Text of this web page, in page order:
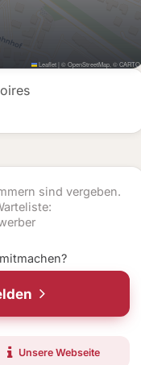
sind vergeben.
Unsere Webseite
Leaflet|©OpenStreetMap , ©CARTO